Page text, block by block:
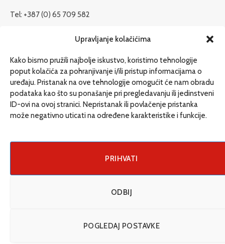
Upravljanje kolačićima
Kako bismo pružili najbolje iskustvo, koristimo tehnologije
poput kolačića za pohranjivanje i/ili pristup informacijama o
uređaju. Pristanak na ove tehnologije omogućit će nam obradu
podataka kao što su ponašanje pri pregledavanju ili jedinstveni
ID-ovi na ovoj stranici. Nepristanak ili povlačenje pristanka
može negativno uticati na određene karakteristike i funkcije.
PRIHVATI
ODBIJ
POGLEDAJ POSTAVKE
Tel: +387 (0) 65 709 582
redakcija@etrafika.net
Dosije
Drugi pišu
Društvo